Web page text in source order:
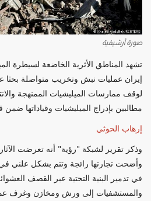
صورة أرشيفية
تشهد المناطق الأثرية الخاضعة لسيطرة
إيران عمليات نبش وتخريب متواصلة بحثا
لوقف ممارسات الميليشيات الممنهجة
مطالبين بإدراج الميليشيات وقياداتها ضمن
إرهاب الحوثي
وذكر تقرير لشبكة "رؤية" أنه تعرضت
وأضحت تجارتها رائجة وتتم بشكل علني
في تدمير البنية التحتية عبر القصف
والمستشفيات إلى ورش ومخازن وغرف